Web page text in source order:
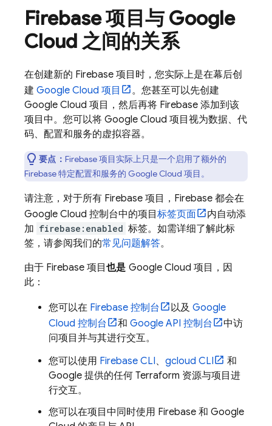
Firebase 项目与 Google
Cloud 之间的关系
在创建新的 Firebase 项目时，您实际上是在幕后创
建 Google Cloud 项目
。您甚至可以先创建
Google Cloud 项目，然后再将 Firebase 添加到该
项目中。您可以将 Google Cloud 项目视为数据、代
码、配置和服务的虚拟容器。
要点： Firebase 项目实际上只是一个启用了额外的
Firebase 特定配置和服务的 Google Cloud 项目。
请注意，对于所有 Firebase 项目，Firebase 都会在
Google Cloud 控制台中的项目标签页面
内自动添
加 firebase:enabled 标签。如需详细了解此标
签，请参阅我们的常见问题解答。
由于 Firebase 项目也是 Google Cloud 项目，因
此：
您可以在 Firebase 控制台 以及 Google
Cloud 控制台 和 Google API 控制台
中访
问项目并与其进行交互。
您可以使用 Firebase CLI、 gcloud CLI
和
Google 提供的任何 Terraform 资源与项目进
行交互。
您可以在项目中同时使用 Firebase 和 Google